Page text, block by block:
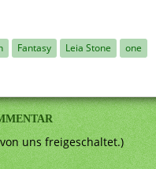
Fantasy Leia Stone one
uns freigeschaltet.)